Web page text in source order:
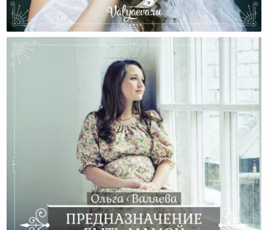
Ты Должна Быть Женщиной – Или Насильственная
Гендерность